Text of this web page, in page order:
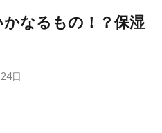
なるもの！？保湿
日